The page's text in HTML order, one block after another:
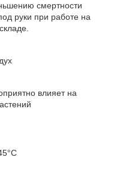
смертности
руки при работе на
влияет на